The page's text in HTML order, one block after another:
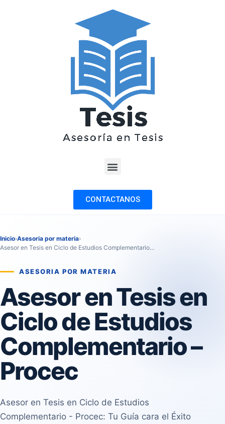
CONTACTANOS
Inicio›Asesoria por materia›
Asesor en Tesis en Ciclo de Estudios Complementario…
ASESORIA POR MATERIA
Asesor en Tesis en
Ciclo de Estudios
Complementario –
Procec
Asesor en Tesis en Ciclo de Estudios
Complementario - Procec: Tu Guía cara el Éxito